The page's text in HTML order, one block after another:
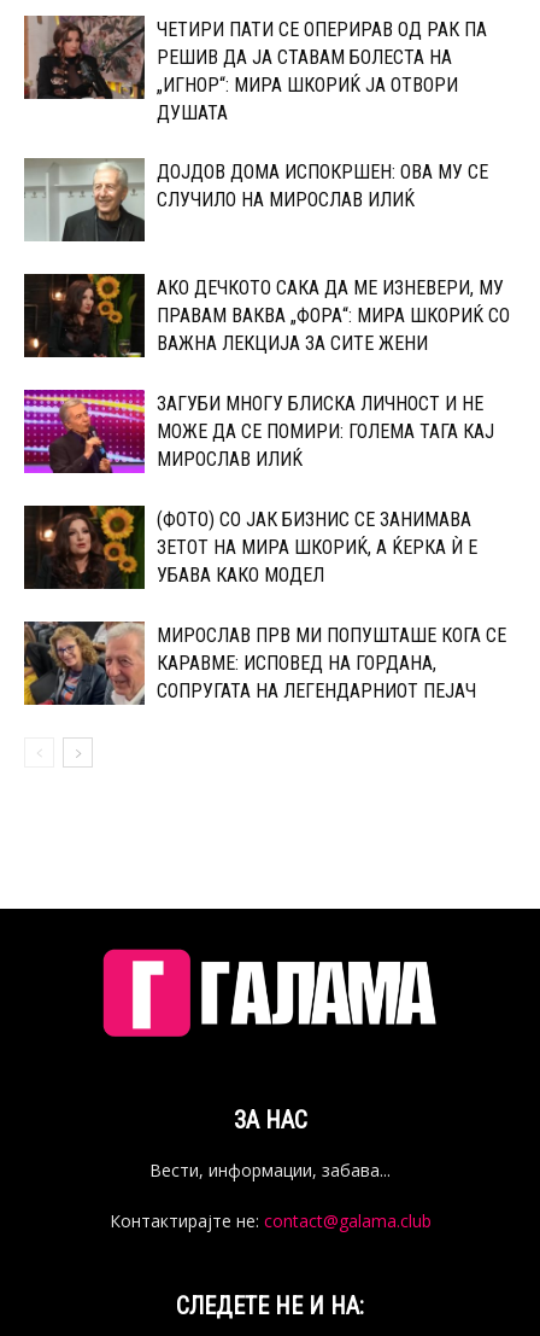
ЧЕТИРИ ПАТИ СЕ ОПЕРИРАВ ОД РАК ПА
РЕШИВ ДА ЈА СТАВАМ БОЛЕСТА НА
„ИГНОР“: МИРА ШКОРИЌ ЈА ОТВОРИ
ДУШАТА
ДОЈДОВ ДОМА ИСПОКРШЕН: ОВА МУ СЕ
СЛУЧИЛО НА МИРОСЛАВ ИЛИЌ
АКО ДЕЧКОТО САКА ДА МЕ ИЗНЕВЕРИ, МУ
ПРАВАМ ВАКВА „ФОРА“: МИРА ШКОРИЌ СО
ВАЖНА ЛЕКЦИЈА ЗА СИТЕ ЖЕНИ
ЗАГУБИ МНОГУ БЛИСКА ЛИЧНОСТ И НЕ
МОЖЕ ДА СЕ ПОМИРИ: ГОЛЕМА ТАГА КАЈ
МИРОСЛАВ ИЛИЌ
(ФОТО) СО ЈАК БИЗНИС СЕ ЗАНИМАВА
ЗЕТОТ НА МИРА ШКОРИЌ, А ЌЕРКА Ѝ Е
УБАВА КАКО МОДЕЛ
МИРОСЛАВ ПРВ МИ ПОПУШТАШЕ КОГА СЕ
КАРАВМЕ: ИСПОВЕД НА ГОРДАНА,
СОПРУГАТА НА ЛЕГЕНДАРНИОТ ПЕЈАЧ
ЗА НАС
Вести, информации, забава...
Контактирајте не: contact@galama.club
СЛЕДЕТЕ НЕ И НА: